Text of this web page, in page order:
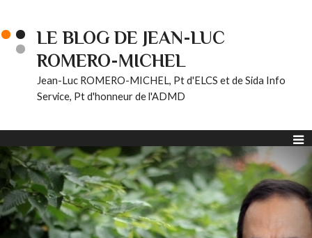
LE BLOG DE JEAN-LUC
ROMERO-MICHEL
Jean-Luc ROMERO-MICHEL, Pt d'ELCS et de Sida Info
Service, Pt d'honneur de l'ADMD